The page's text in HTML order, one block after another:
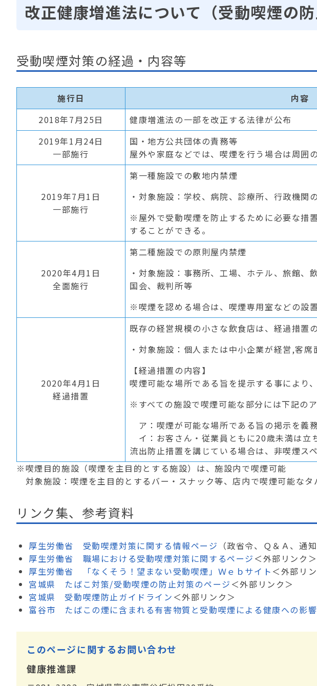
改正健康増進法について（受動喫煙の防
受動喫煙対策の経過・内容等
施行日
内容
2018年7月25日
健康増進法の一部を改正する法律が公布
2019年1月24日
一部施行
国・地方公共団体の責務等
屋外や家庭などでは、喫煙を行う場合は周囲
2019年7月1日
一部施行
第一種施設での敷地内禁煙
・対象施設：学校、病院、診療所、行政機関
※屋外で受動喫煙を防止するために必要な措
することができる。
2020年4月1日
全面施行
第二種施設での原則屋内禁煙
・対象施設：事務所、工場、ホテル、旅館、
国会、裁判所等
※喫煙を認める場合は、喫煙専用室などの設
2020年4月1日
経過措置
既存の経営規模の小さな飲食店は、経過措置
・対象施設：個人または中小企業が経営,客
【経過措置の内容】
喫煙可能な場所である旨を提示する事により
※すべての施設で喫煙可能な部分には下記の
ア：喫煙が可能な場所である旨の掲示を義
イ：お客さん・従業員ともに20歳未満は立
流出防止措置を講じている場合は、非喫煙ス
※喫煙目的施設（喫煙を主目的とする施設）は、施設内で喫煙可能
対象施設：喫煙を主目的とするバー・スナック等、店内で喫煙可能なタ
リンク集、参考資料
厚生労働省 受動喫煙対策に関する情報ページ （政省令、Ｑ＆Ａ、通
厚生労働省 職場における受動喫煙対策に関するページ ＜外部リンク＞
厚生労働省 「なくそう！望まない受動喫煙」Ｗｅｂサイト ＜外部リ
宮城県 たばこ対策/受動喫煙の防止対策のページ ＜外部リンク＞
宮城県 受動喫煙防止ガイドライン ＜外部リンク＞
富谷市 たばこの煙に含まれる有害物質と受動喫煙による健康への影響
このページに関するお問い合わせ
健康推進課